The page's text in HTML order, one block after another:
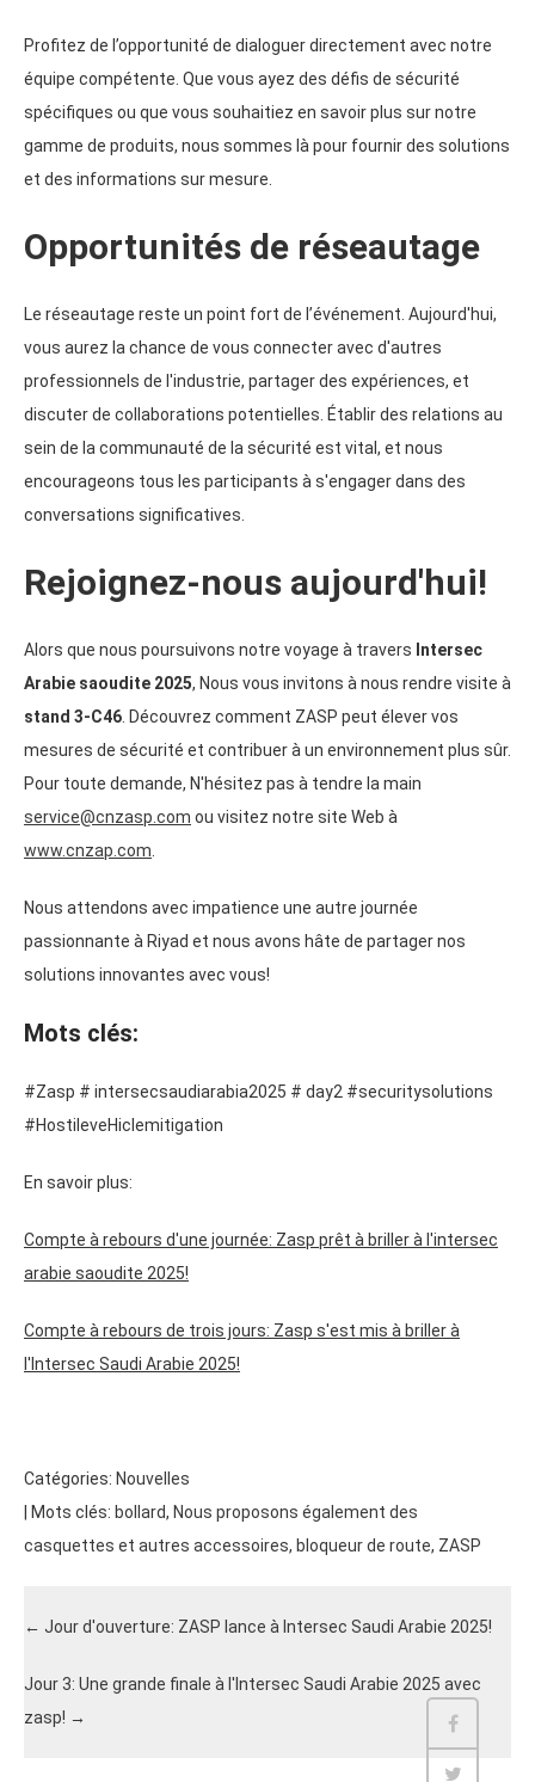
Profitez de l’opportunité de dialoguer directement avec notre
équipe compétente. Que vous ayez des défis de sécurité
spécifiques ou que vous souhaitiez en savoir plus sur notre
gamme de produits, nous sommes là pour fournir des solutions
et des informations sur mesure.
Opportunités de réseautage
Le réseautage reste un point fort de l’événement. Aujourd'hui,
vous aurez la chance de vous connecter avec d'autres
professionnels de l'industrie, partager des expériences, et
discuter de collaborations potentielles. Établir des relations au
sein de la communauté de la sécurité est vital, et nous
encourageons tous les participants à s'engager dans des
conversations significatives.
Rejoignez-nous aujourd'hui!
Alors que nous poursuivons notre voyage à travers Intersec
Arabie saoudite 2025, Nous vous invitons à nous rendre visite à
stand 3-C46 . Découvrez comment ZASP peut élever vos
mesures de sécurité et contribuer à un environnement plus sûr.
Pour toute demande, N'hésitez pas à tendre la main
service@cnzasp.com ou visitez notre site Web à
www.cnzap.com
Nous attendons avec impatience une autre journée
passionnante à Riyad et nous avons hâte de partager nos
solutions innovantes avec vous!
Mots clés:
#Zasp # intersecsaudiarabia2025 # day2 #securitysolutions
#HostileveHiclemitigation
En savoir plus:
Compte à rebours d'une journée: Zasp prêt à briller à l'intersec
arabie saoudite 2025!
Compte à rebours de trois jours: Zasp s'est mis à briller à
l'Intersec Saudi Arabie 2025!
Catégories: Nouvelles
| Mots clés: bollard, Nous proposons également des
casquettes et autres accessoires, bloqueur de route, ZASP
← Jour d'ouverture: ZASP lance à Intersec Saudi Arabie 2025!
Jour 3: Une grande finale à l'Intersec Saudi Arabie 2025 avec
zasp! →